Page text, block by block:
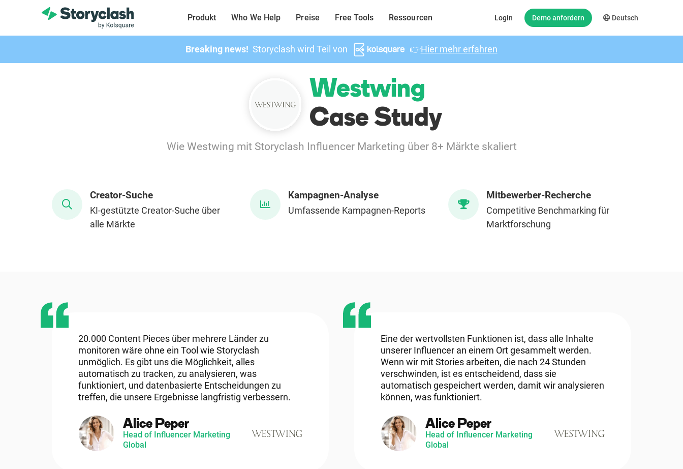
Produkt Who We Help Preise Free Tools Ressourcen Login Demo anfordern Deutsch
Breaking news! Storyclash wird Teil von 👉Hier mehr erfahren
Westwing
Case Study
Wie Westwing mit Storyclash Influencer Marketing über 8+ Märkte skaliert
Creator-Suche
KI-gestützte Creator-Suche über
alle Märkte
Kampagnen-Analyse
Umfassende Kampagnen-Reports
Mitbewerber-Recherche
Competitive Benchmarking für
Marktforschung
20.000 Content Pieces über mehrere Länder zu
monitoren wäre ohne ein Tool wie Storyclash
unmöglich. Es gibt uns die Möglichkeit, alles
automatisch zu tracken, zu analysieren, was
funktioniert, und datenbasierte Entscheidungen zu
treffen, die unsere Ergebnisse langfristig verbessern.
Alice Peper
Head of Influencer Marketing
Global
Eine der wertvollsten Funktionen ist, dass alle Inhalte
unserer Influencer an einem Ort gesammelt werden.
Wenn wir mit Stories arbeiten, die nach 24 Stunden
verschwinden, ist es entscheidend, dass sie
automatisch gespeichert werden, damit wir analysieren
können, was funktioniert.
Alice Peper
Head of Influencer Marketing
Global